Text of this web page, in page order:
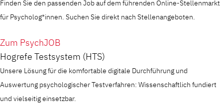
Finden Sie den passenden Job auf dem führenden Online-Stellenmarkt
für Psycholog*innen. Suchen Sie direkt nach Stellenangeboten.
Zum PsychJOB
Hogrefe Testsystem (HTS)
Unsere Lösung für die komfortable digitale Durchführung und
Auswertung psychologischer Testverfahren: Wissenschaftlich fundiert
und vielseitig einsetzbar.